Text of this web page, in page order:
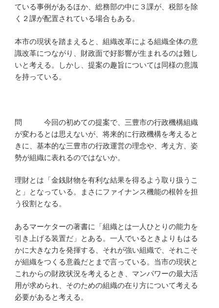
ている事例があるほか、総務部の中に３課が、税部を除
く２課が配置されている場合もある。
本市の現状を踏まえると、組織改革による組織全体の意
識改革につながり、財政面で好影響が生まれるのは難し
いと考える。しかし、提案の趣旨については同様の意識
を持っている。
問 今回の初めての提案で、三豊市の行政機構組織
が変わるとは思えないが、将来的に行政機構を考えると
きに、基本的な三豊市の行政運営の理念や、考え方、姿
勢が組織に表れるのではないか。
理財とは「金銭財物を有利な結果を得るよう取り扱うこ
と」となっている。まさにファイナンス機能の根幹を担
う役割となる。
あるマーケターの著書に「組織とは一人ひとりの能力を
引き上げる装置だ」とある。一人でいるときよりもはる
かに大きな力を発揮する、それが強い組織で、それこそ
が組織をつくる意義だとまで言っている。当市の現状と
これからの財政状況を考えるとき、マンパワーの最大活
用が求められ、そのための組織の在り方について考える
必要があると考える。